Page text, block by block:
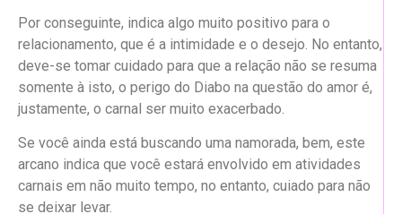
Por conseguinte, indica algo muito positivo para o
relacionamento, que é a intimidade e o desejo. No entanto,
deve-se tomar cuidado para que a relação não se resuma
somente à isto, o perigo do Diabo na questão do amor é,
justamente, o carnal ser muito exacerbado.
Se você ainda está buscando uma namorada, bem, este
arcano indica que você estará envolvido em atividades
carnais em não muito tempo, no entanto, cuiado para não
se deixar levar.